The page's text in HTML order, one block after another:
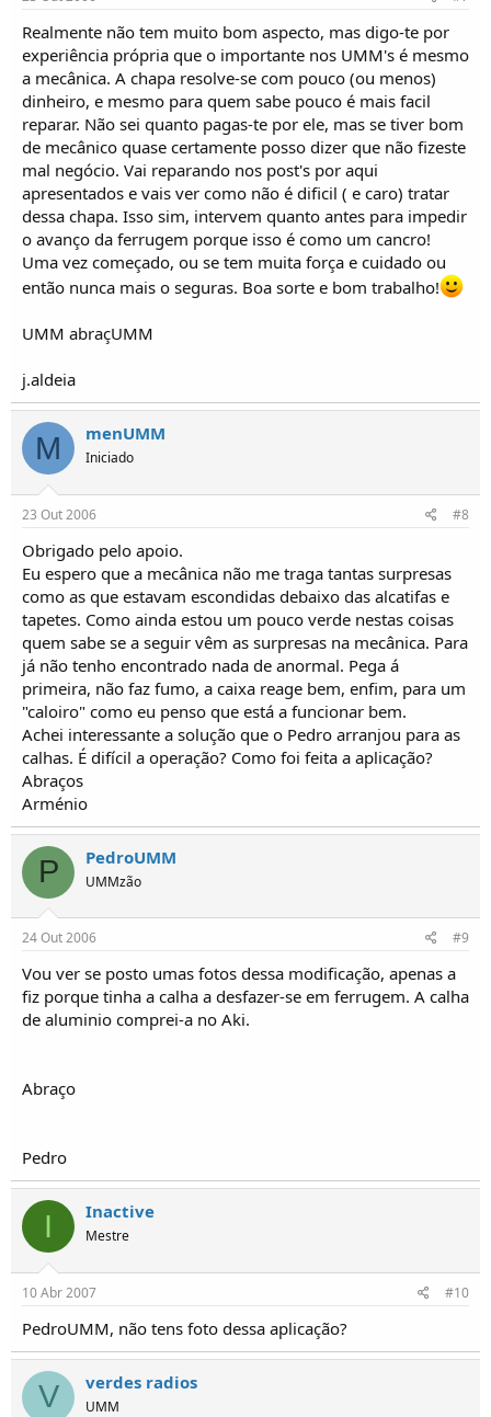
Realmente não tem muito bom aspecto, mas digo-te por
experiência própria que o importante nos UMM's é mesmo
a mecânica. A chapa resolve-se com pouco (ou menos)
dinheiro, e mesmo para quem sabe pouco é mais facil
reparar. Não sei quanto pagas-te por ele, mas se tiver bom
de mecânico quase certamente posso dizer que não fizeste
mal negócio. Vai reparando nos post's por aqui
apresentados e vais ver como não é dificil ( e caro) tratar
dessa chapa. Isso sim, intervem quanto antes para impedir
o avanço da ferrugem porque isso é como um cancro!
Uma vez começado, ou se tem muita força e cuidado ou
então nunca mais o seguras. Boa sorte e bom trabalho!
UMM abraçUMM
j.aldeia
M menUMM
Iniciado
23 Out 2006 #8
Obrigado pelo apoio.
Eu espero que a mecânica não me traga tantas surpresas
como as que estavam escondidas debaixo das alcatifas e
tapetes. Como ainda estou um pouco verde nestas coisas
quem sabe se a seguir vêm as surpresas na mecânica. Para
já não tenho encontrado nada de anormal. Pega á
primeira, não faz fumo, a caixa reage bem, enfim, para um
"caloiro" como eu penso que está a funcionar bem.
Achei interessante a solução que o Pedro arranjou para as
calhas. É difícil a operação? Como foi feita a aplicação?
Abraços
Arménio
P PedroUMM
UMMzão
24 Out 2006 #9
Vou ver se posto umas fotos dessa modificação, apenas a
fiz porque tinha a calha a desfazer-se em ferrugem. A calha
de aluminio comprei-a no Aki.
Abraço
Pedro
I Inactive
Mestre
10 Abr 2007 #10
PedroUMM, não tens foto dessa aplicação?
V verdes radios
UMM